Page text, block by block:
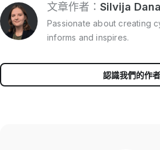
文章作者： Silvija
Passionate about creating
informs and inspires.
認識我們的作者